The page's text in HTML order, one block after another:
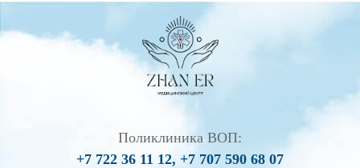
Поликлиника ВОП:
+7 722 36 11 12, +7 707 590 68 07